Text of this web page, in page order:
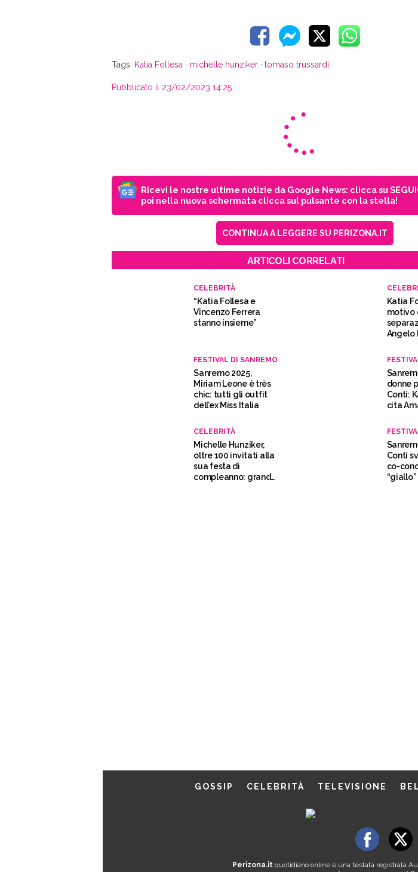
Tags: Katia Follesa · michelle hunziker · tomaso trussardi
Pubblicato il 23/02/2023 14:25
Ricevi le nostre ultime notizie da Google News: clicca su
poi nella nuova schermata clicca sul pulsante con la stella!
CONTINUA A LEGGERE SU PERIZONA.IT
ARTICOLI CORRELATI
CELEBRITÀ
“Katia Follesa e
Vincenzo Ferrera
stanno insieme”
Katia
motivo
Angelo
FESTIVAL DI SANREMO
Sanremo 2025,
Miriam Leone è très
chic: tutti gli outfit
dell’ex Miss Italia
donne
Conti:
cita
CELEBRITÀ
Michelle Hunziker,
oltre 100 invitati alla
sua festa di
compleanno: grande
Conti
co-
GOSSIP CELEBRITÀ TELEVISIONE
Perizona.itquotidiano online è una testata registrata